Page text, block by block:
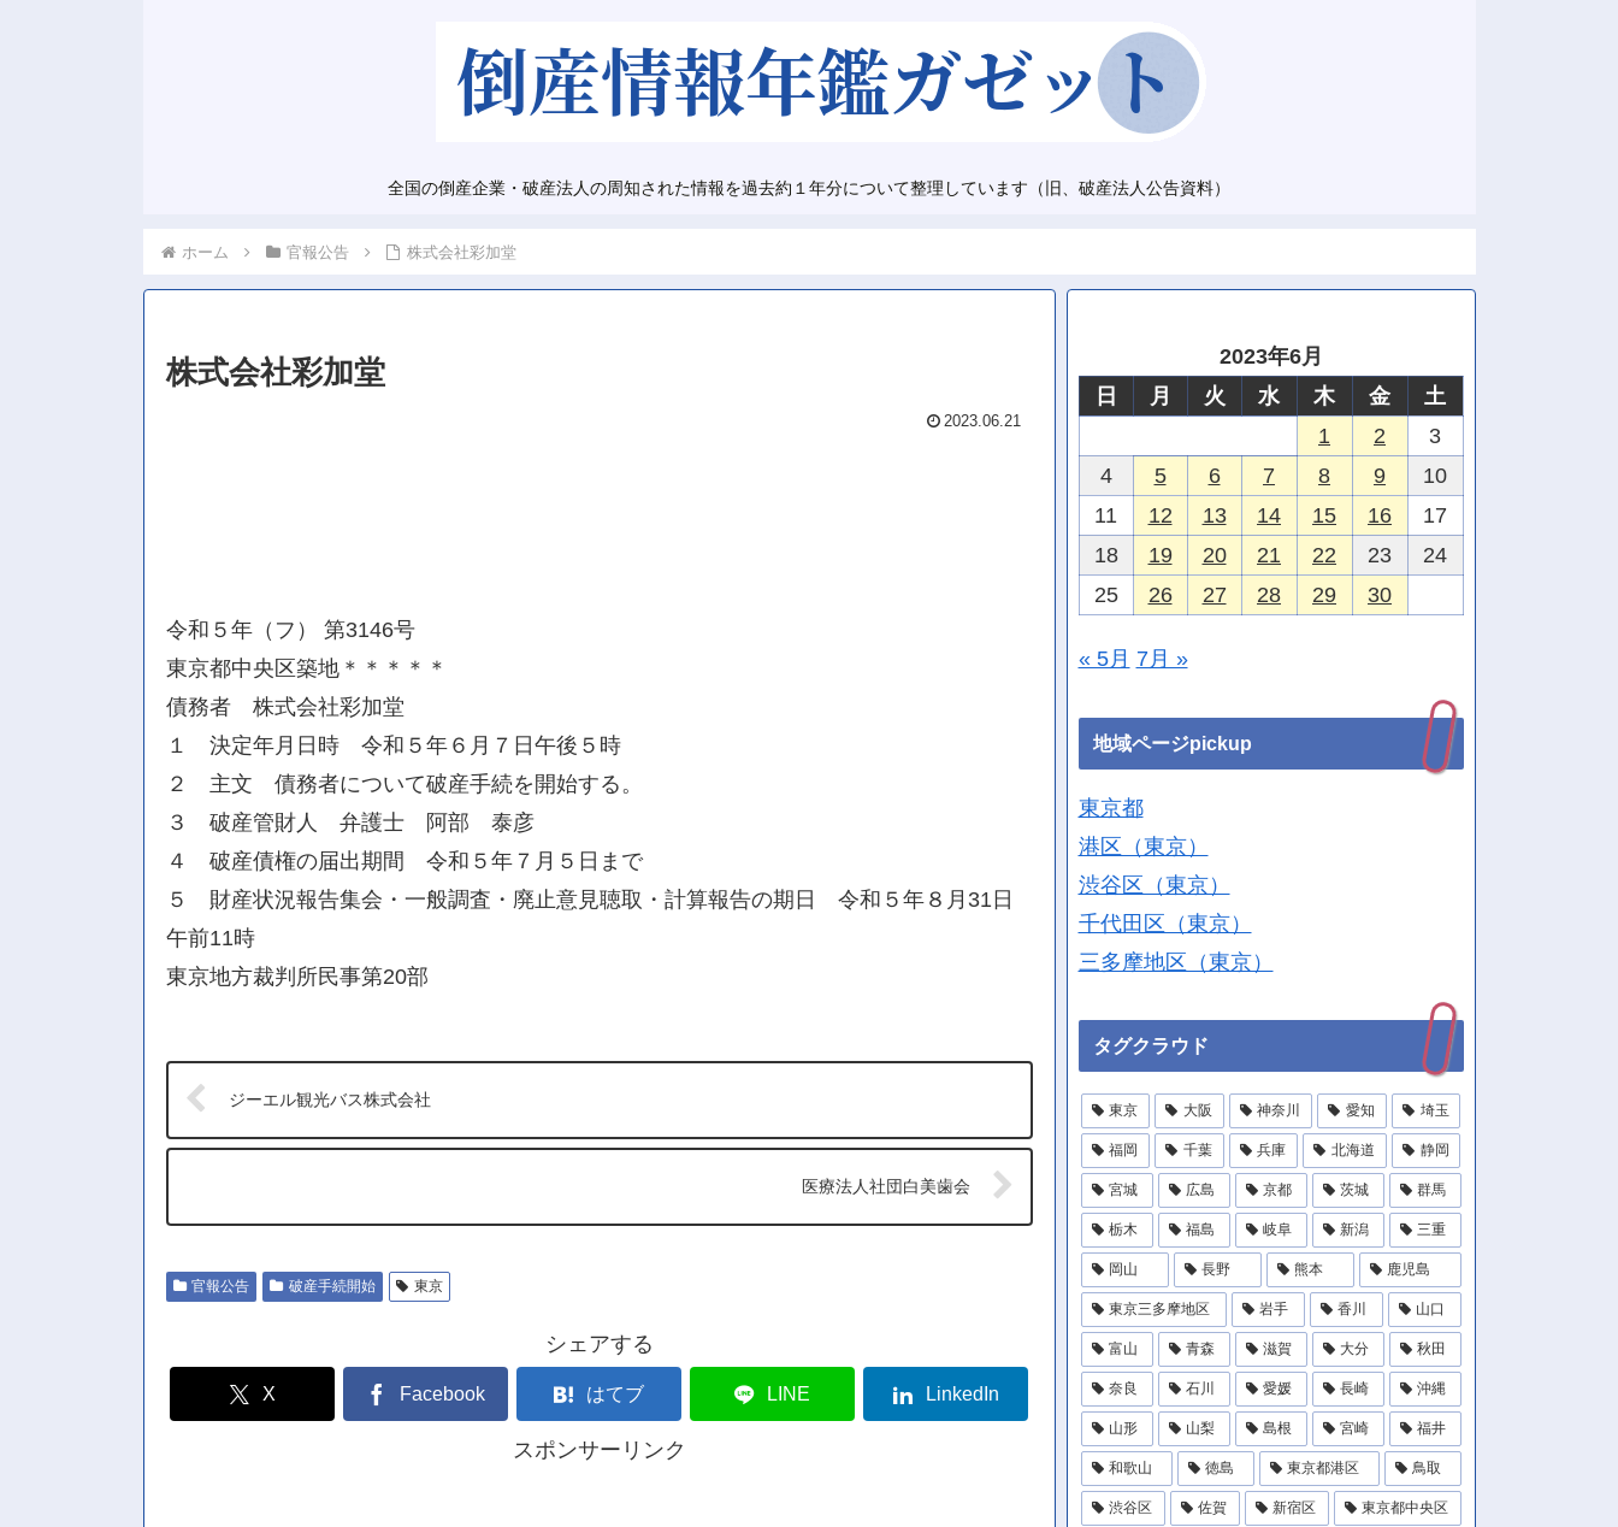
全国の倒産企業・破産法人の周知された情報を過去約１年分について整理しています（旧、破産法人公告資料）
ホーム 官報公告 株式会社彩加堂
株式会社彩加堂
2023.06.21
令和５年（フ） 第3146号
東京都中央区築地＊＊＊＊＊
債務者 株式会社彩加堂
１ 決定年月日時 令和５年６月７日午後５時
２ 主文 債務者について破産手続を開始する。
３ 破産管財人 弁護士 阿部 泰彦
４ 破産債権の届出期間 令和５年７月５日まで
５ 財産状況報告集会・一般調査・廃止意見聴取・計算報告の期日 令和５年８月31日
午前11時
東京地方裁判所民事第20部
ジーエル観光バス株式会社
医療法人社団白美歯会
官報公告 破産手続開始 東京
シェアする
X Facebook はてブ LINE LinkedIn
スポンサーリンク
2023年6月
日
月 火 水 木 金
土
1
2
3
4
5 6 7 8 9
10
11
12 13 14 15 16
17
18
19 20 21 22 23
24
25
26 27 28 29 30
« 5月 7月 »
地域ページpickup
東京都
港区（東京）
渋谷区（東京）
千代田区（東京）
三多摩地区（東京）
タグクラウド
東京 大阪 神奈川 愛知 埼玉
福岡 千葉 兵庫 北海道 静岡
宮城 広島 京都 茨城 群馬
栃木 福島 岐阜 新潟 三重
岡山 長野 熊本 鹿児島
東京三多摩地区 岩手 香川 山口
富山 青森 滋賀 大分 秋田
奈良 石川 愛媛 長崎 沖縄
山形 山梨 島根 宮崎 福井
和歌山 徳島 東京都港区 鳥取
渋谷区 佐賀 新宿区 東京都中央区